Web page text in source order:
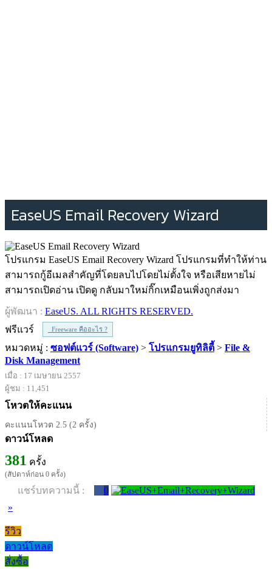
EaseUS Email Recovery Wizard
โปรแกรม EaseUS Email Recovery Wizard โปรแกรมที่ทำให้ท่าน
สามารถกู้อีเมลสำคัญที่โดยลบไปโดยไม่ตั้งใจ หรือเสียหายไม่
สามารถเปิดอ่าน เปิดดู กลับมาใหม่กิ๊กเหมือนเพิ่งถูกส่งมา
ผู้พัฒนา : EaseUS. ALL RIGHTS RESERVED.
ฟรีแวร์
Freeware คืออะไร ?
หมวดหมู่ : ซอฟต์แวร์ (Software) > โปรแกรมยูทิลิตี้ > File &
Disk Management
เมื่อ : 17 เมษายน 2557
ผู้ชม : 11,451
โหวตให้คะแนน
คะแนนโหวต 2.5 (2 ครั้ง)
ดาวน์โหลด
381 ครั้ง
(สัปดาห์ก่อน 0 ครั้ง)
แชร์บทความนี้ :
0
»
รีวิว
ดาวน์โหลด
สั่งซื้อ